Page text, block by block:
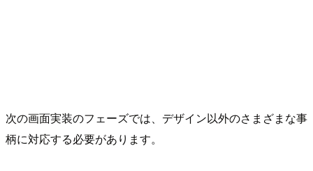
次の画面実装のフェーズでは、デザイン以外のさまざまな事
柄に対応する必要があります。